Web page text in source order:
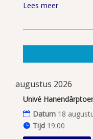
Lees meer
augustus 2026
Univé
Datum 18
Tijd 19:00